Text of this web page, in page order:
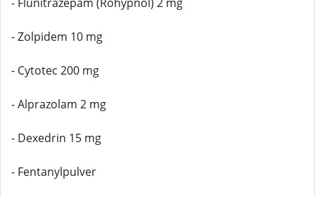
- Zolpidem 10 mg
- Cytotec 200 mg
- Alprazolam 2 mg
- Dexedrin 15 mg
- Fentanylpulver